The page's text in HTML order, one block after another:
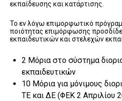
εκπαίδευσης και κατάρτισης.
Το εν λόγω επιμορφωτικό
ποιότητας επιμόρφωσης
εκπαιδευτικών και στελεχών
2 Μόρια στο σύστημα
εκπαιδευτικών
10 Μόρια για μόνιμους
ΤΕ και ΔΕ (ΦΕΚ 2 Απριλίου